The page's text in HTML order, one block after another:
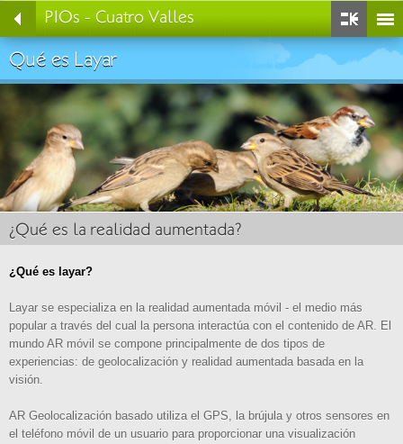
PIOs - Cuatro Valles
Menú principal
Qué son los PIOs Mapa General
PIOs y alojamientos Observación de Aves
Seleccione un idioma
Español Inglés
Qué es Layar
¿Qué es la realidad aumentada?
¿Qué es layar?
Layar se especializa en la realidad aumentada móvil - el medio más
popular a través del cual la persona interactúa con el contenido de AR. El
mundo AR móvil se compone principalmente de dos tipos de
experiencias: de geolocalización y realidad aumentada basada en la
visión.
AR Geolocalización basado utiliza el GPS, la brújula y otros sensores en
el teléfono móvil de un usuario para proporcionar una visualización